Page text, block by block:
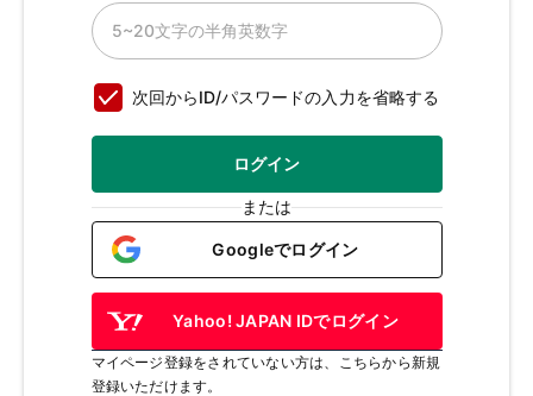
次回からID/パスワードの入力を省略する
ログイン
または
Googleでログイン
Yahoo! JAPAN IDでログイン
マイページ登録をされていない方は、こちらから新規
登録いただけます。